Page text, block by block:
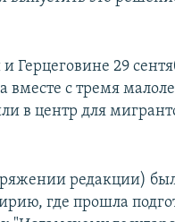
Герцеговине 29
вместе с тремя
в центр для
редакции)
где прошла